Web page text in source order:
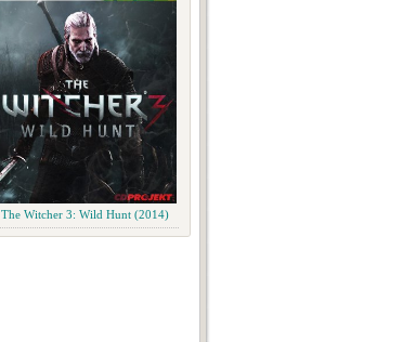
The Witcher 3: Wild Hunt (2014)